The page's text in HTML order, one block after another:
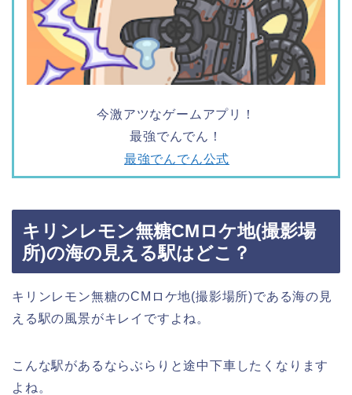
今激アツなゲームアプリ！
最強でんでん！
最強でんでん公式
キリンレモン無糖CMロケ地(撮影場
所)の海の見える駅はどこ？
キリンレモン無糖のCMロケ地(撮影場所)である海の見
える駅の風景がキレイですよね。
こんな駅があるならぶらりと途中下車したくなります
よね。